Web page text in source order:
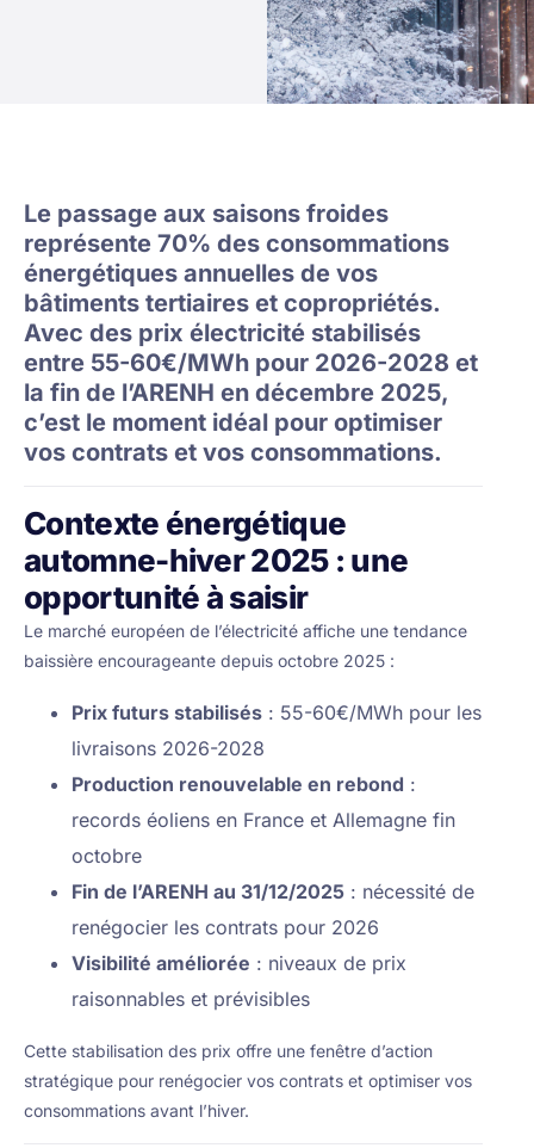
Le passage aux saisons froides
représente 70% des consommations
énergétiques annuelles de vos
bâtiments tertiaires et copropriétés.
Avec des prix électricité stabilisés
entre 55-60€/MWh pour 2026-2028 et
la fin de l’ARENH en décembre 2025,
c’est le moment idéal pour optimiser
vos contrats et vos consommations.
Contexte énergétique
automne-hiver 2025 : une
opportunité à saisir
Le marché européen de l’électricité affiche une tendance
baissière encourageante depuis octobre 2025 :
Prix futurs stabilisés : 55-60€/MWh pour les
livraisons 2026-2028
Production renouvelable en rebond :
records éoliens en France et Allemagne fin
octobre
Fin de l’ARENH au 31/12/2025 : nécessité de
renégocier les contrats pour 2026
Visibilité améliorée : niveaux de prix
raisonnables et prévisibles
Cette stabilisation des prix offre une fenêtre d’action
stratégique pour renégocier vos contrats et optimiser vos
consommations avant l’hiver.